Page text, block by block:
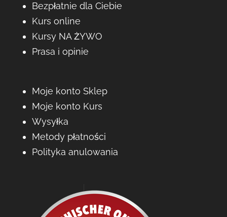
Bezpłatnie dla Ciebie
Kurs online
Kursy NA ŻYWO
Prasa i opinie
Moje konto Sklep
Moje konto Kurs
Wysyłka
Metody płatności
Polityka anulowania